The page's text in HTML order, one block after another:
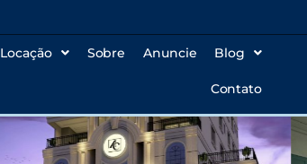
Locação Sobre Anuncie Blog
Contato